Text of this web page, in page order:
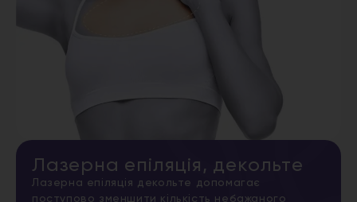
Лазерна епіляція, декольте
Лазерна епіляція декольте допомагає
поступово зменшити кількість небажаного